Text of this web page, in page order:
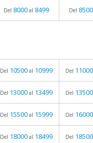
Del 8000 al 8499 Del 8500
Del 10500 al 10999 Del 11000
Del 13000 al 13499 Del 13500
Del 15500 al 15999 Del 16000
Del 18000 al 18499 Del 18500